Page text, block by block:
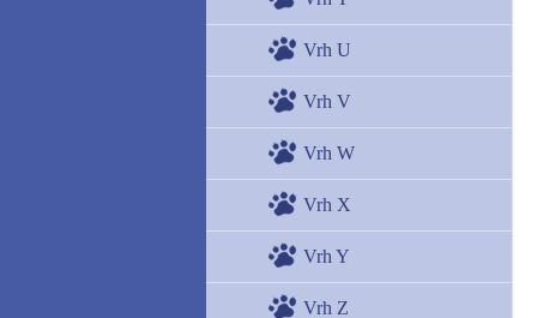
Vrh U
Vrh V
Vrh W
Vrh X
Vrh Y
Vrh Z